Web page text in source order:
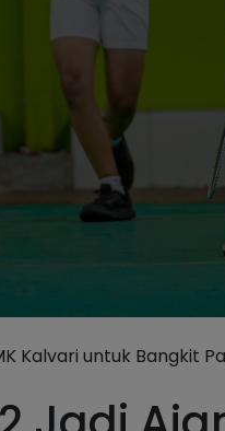
Kalvari untuk Bangkit